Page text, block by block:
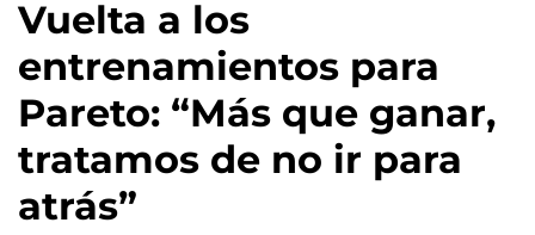
Vuelta a los
entrenamientos para
Pareto: “Más que ganar,
tratamos de no ir para
atrás”